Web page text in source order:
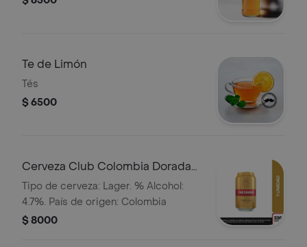
Te de Limón
Tés
$ 6500
Cerveza Club Colombia Dorada
Lta 330ml
Tipo de cerveza: Lager. % Alcohol:
4.7%. País de origen: Colombia
$ 8000